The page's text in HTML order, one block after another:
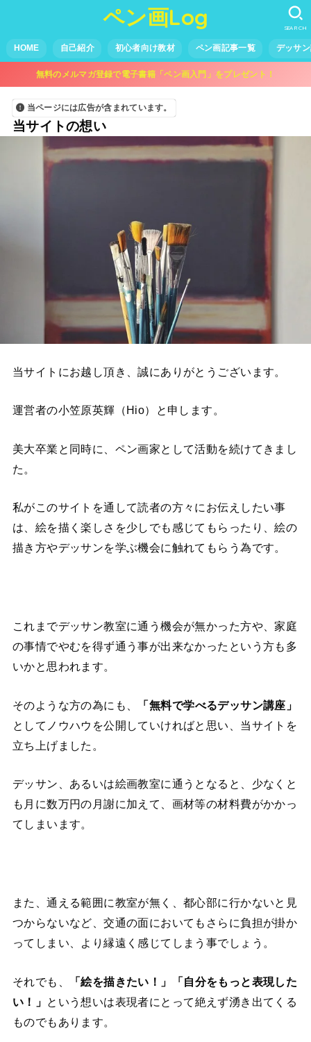
ペン画Log
HOME 自己紹介 初心者向け教材 ペン画記事一覧 デッサ
SEARCH
無料のメルマガ登録で電子書籍「ペン画入門」をプレゼント！
当ページには広告が含まれています。
当サイトの想い
当サイトにお越し頂き、誠にありがとうございます。
運営者の小笠原英輝（Hio）と申します。
美大卒業と同時に、ペン画家として活動を続けてきまし
た。
私がこのサイトを通して読者の方々にお伝えしたい事
は、絵を描く楽しさを少しでも感じてもらったり、絵の
描き方やデッサンを学ぶ機会に触れてもらう為です。
これまでデッサン教室に通う機会が無かった方や、家庭
の事情でやむを得ず通う事が出来なかったという方も多
いかと思われます。
そのような方の為にも、
「無料で学べるデッサン講座」
としてノウハウを公開していければと思い、当サイトを
立ち上げました。
デッサン、あるいは絵画教室に通うとなると、少なくと
も月に数万円の月謝に加えて、画材等の材料費がかかっ
てしまいます。
また、通える範囲に教室が無く、都心部に行かないと見
つからないなど、交通の面においてもさらに負担が掛か
ってしまい、より縁遠く感じてしまう事でしょう。
それでも、
「絵を描きたい！」「自分をもっと表現した
い！」 という想いは表現者にとって絶えず湧き出てくる
ものでもあります。